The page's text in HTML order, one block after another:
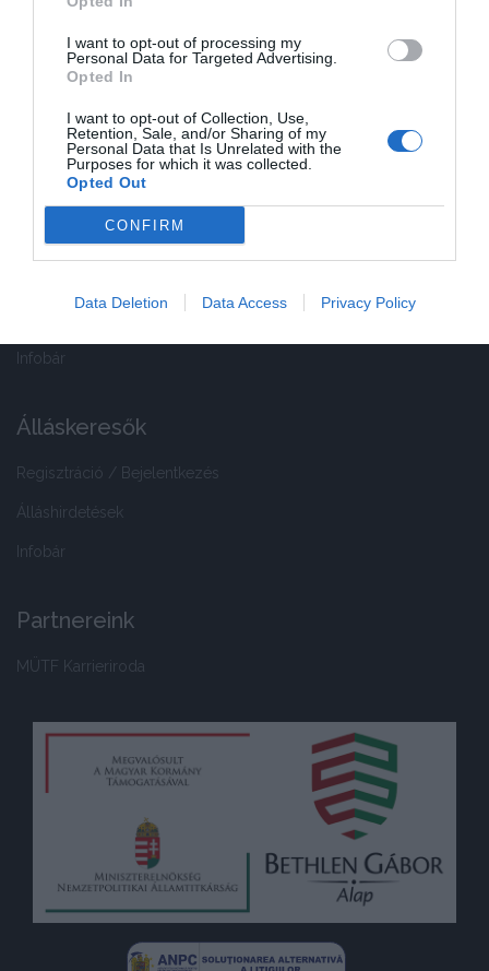
I want to opt-out of processing my
Personal Data for Targeted Advertising.
Opted In
I want to opt-out of Collection, Use,
Retention, Sale, and/or Sharing of my
Personal Data that Is Unrelated with the
Purposes for which it was collected.
Opted Out
CONFIRM
Data Deletion Data Access Privacy Policy
Cookie-kezelési tájékoztató
Sütibeállítások
Fizetési módok
Gyakran ismételt kérdések
Kapcsolat
Infobár
Álláskeresők
Regisztráció / Bejelentkezés
Álláshirdetések
Infobár
Partnereink
MÜTF Karrieriroda